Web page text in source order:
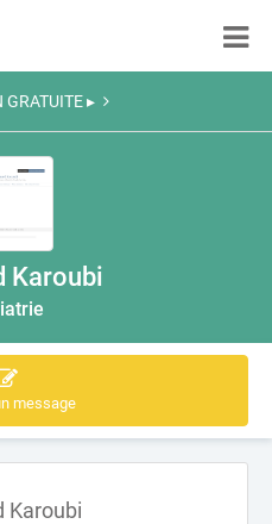
GRATUITE ▸
Karoubi
message
Karoubi